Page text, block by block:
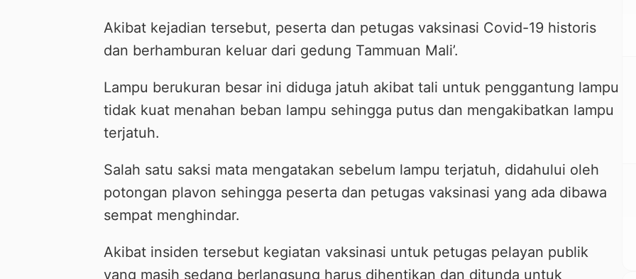
Akibat kejadian tersebut, peserta dan petugas vaksinasi Covid-19 historis
dan berhamburan keluar dari gedung Tammuan Mali’.
Lampu berukuran besar ini diduga jatuh akibat tali untuk penggantung lampu
tidak kuat menahan beban lampu sehingga putus dan mengakibatkan lampu
terjatuh.
Salah satu saksi mata mengatakan sebelum lampu terjatuh, didahului oleh
potongan plavon sehingga peserta dan petugas vaksinasi yang ada dibawa
sempat menghindar.
Akibat insiden tersebut kegiatan vaksinasi untuk petugas pelayan publik
yang masih sedang berlangsung harus dihentikan dan ditunda untuk